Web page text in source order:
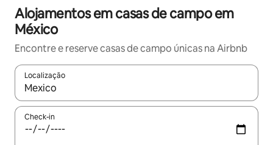
Alojamentos em casas de campo em
México
Encontre e reserve casas de campo únicas na Airbnb
Localização
Quando os resultados estiverem disponíveis, navegue com
Check-in